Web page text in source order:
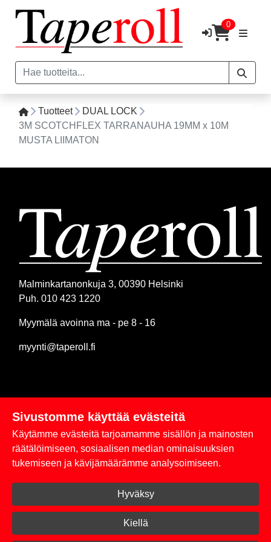
0
Tuotteet
DUAL LOCK
3M SCOTCHFLEX TARRANAUHA 19MM x 10M
MUSTA LIIMATON
Malminkartanonkuja 3, 00390 Helsinki
Puh. 010 423 1220
Myymälä avoinna ma - pe 8 - 16
myynti@taperoll.fi
Linkit
Rekisteriseloste
Toimitus- ja maksuehdot
Kirjaudu sisään
Sivustomme käyttää evästeitä
Käytämme evästeitä tarjoamamme sisällön ja mainosten
räätälöimiseen, sosiaalisen median ominaisuuksien
tukemiseen ja kävijämäärämme analysoimiseen.
Hyväksy
Kiellä